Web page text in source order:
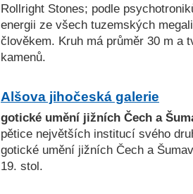
Rollright Stones; podle
energii ze všech tuzemských
člověkem. Kruh má průměr 30 m a
kamenů.
Alšova jihočeská galerie
gotické umění jižních Čech a
pětice největších institucí svého
gotické umění jižních Čech a
19. stol.